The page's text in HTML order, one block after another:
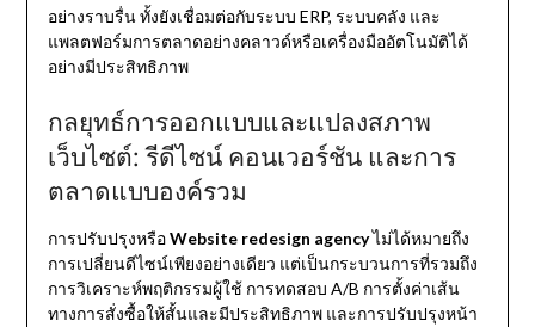
อย่างราบรื่น ทั้งยังเชื่อมต่อกับระบบ ERP, ระบบคลัง และ
แพลตฟอร์มการตลาดอย่างคลาวด์หรือเครื่องมืออัตโนมัติได้
อย่างมีประสิทธิภาพ
กลยุทธ์การออกแบบและแปลงสภาพ
เว็บไซต์: รีดีไซน์ คอนเวอร์ชัน และการ
ตลาดแบบองค์รวม
การปรับปรุงหรือWebsite redesign agencyไม่ได้หมายถึง
การเปลี่ยนดีไซน์เพียงอย่างเดียว แต่เป็นกระบวนการที่รวมถึง
การวิเคราะห์พฤติกรรมผู้ใช้ การทดสอบ A/B การตั้งค่าเส้น
ทางการสั่งซื้อให้สั้นและมีประสิทธิภาพ และการปรับปรุงหน้า